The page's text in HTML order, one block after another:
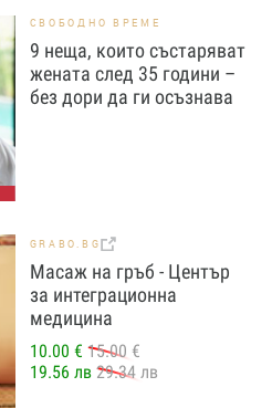
СВОБОДНО ВРЕМЕ
9 неща, които състаряват
жената след 35 години –
без дори да ги осъзнава
GRABO.BG
Масаж на гръб - Център
за интеграционна
медицина
10.00 € 15.00 €
19.56 лв 29.34 лв